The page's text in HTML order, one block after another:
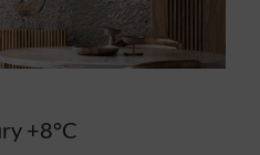
+8°C